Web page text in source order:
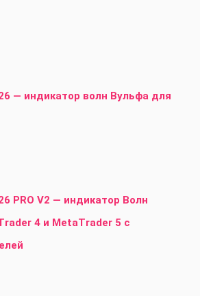
— индикатор волн Вульфа для
PRO V2 — индикатор Волн
4 и MetaTrader 5 с